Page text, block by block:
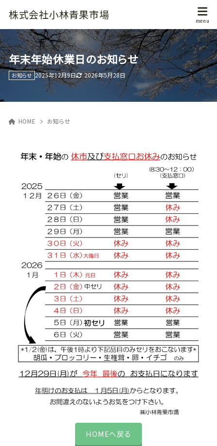
株式会社小林青果市場
年末年始休業日のお知らせ
お知らせ 2025年12月9日 2026年5月28日
HOME お知らせ
HOMEへ戻る